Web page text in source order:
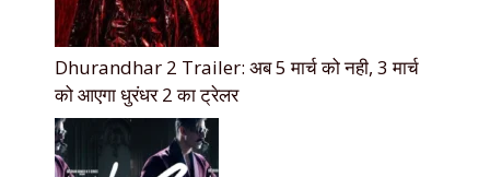
Dhurandhar 2 Trailer: अब 5 मार्च को नही, 3 मार्च
को आएगा धुरंधर 2 का ट्रेलर